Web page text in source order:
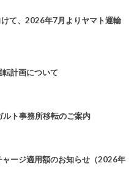
けて、2026年7月よりヤマト運輸
計画について
ト事務所移転のご案内
ージ適用額のお知らせ（2026年